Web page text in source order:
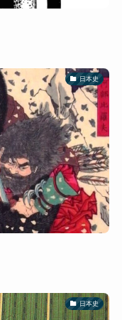
日本史
日本史